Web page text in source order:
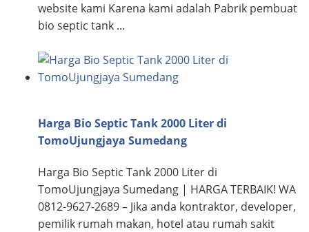
website kami Karena kami adalah Pabrik pembuat
bio septic tank …
Harga Bio Septic Tank 2000 Liter di
TomoUjungjaya Sumedang
Harga Bio Septic Tank 2000 Liter di
TomoUjungjaya Sumedang | HARGA TERBAIK! WA
0812-9627-2689 – Jika anda kontraktor, developer,
pemilik rumah makan, hotel atau rumah sakit